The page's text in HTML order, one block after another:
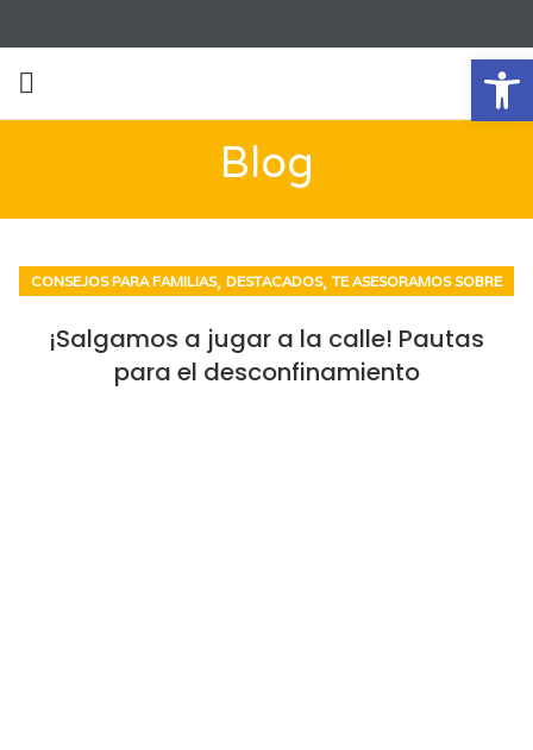
Blog
CONSEJOS PARA FAMILIAS, DESTACADOS, TE ASESORAMOS SOBRE
¡Salgamos a jugar a la calle! Pautas
para el desconfinamiento